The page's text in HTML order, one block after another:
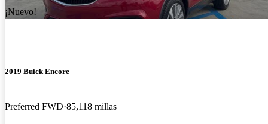
¡Nuevo!
2019 Buick Encore
Preferred FWD 85,118 millas